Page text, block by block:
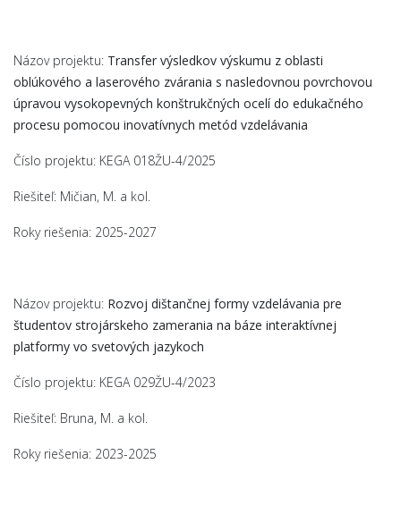
Názov projektu: Transfer výsledkov výskumu z oblasti
oblúkového a laserového zvárania s nasledovnou povrchovou
úpravou vysokopevných konštrukčných ocelí do edukačného
procesu pomocou inovatívnych metód vzdelávania
Číslo projektu: KEGA 018ŽU-4/2025
Riešiteľ: Mičian, M. a kol.
Roky riešenia: 2025-2027
Názov projektu: Rozvoj dištančnej formy vzdelávania pre
študentov strojárskeho zamerania na báze interaktívnej
platformy vo svetových jazykoch
Číslo projektu: KEGA 029ŽU-4/2023
Riešiteľ: Bruna, M. a kol.
Roky riešenia: 2023-2025